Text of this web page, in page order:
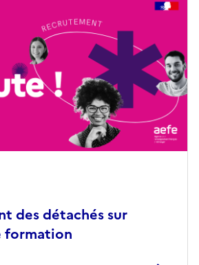
des détachés sur
formation